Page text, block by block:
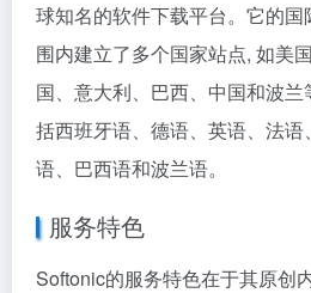
球知名的软件下载平台。它的
围内建立了多个国家站点, 如美
国、意大利、巴西、中国和波
括西班牙语、德语、英语、法
语、巴西语和波兰语。
服务特色
Softonic的服务特色在于其原创